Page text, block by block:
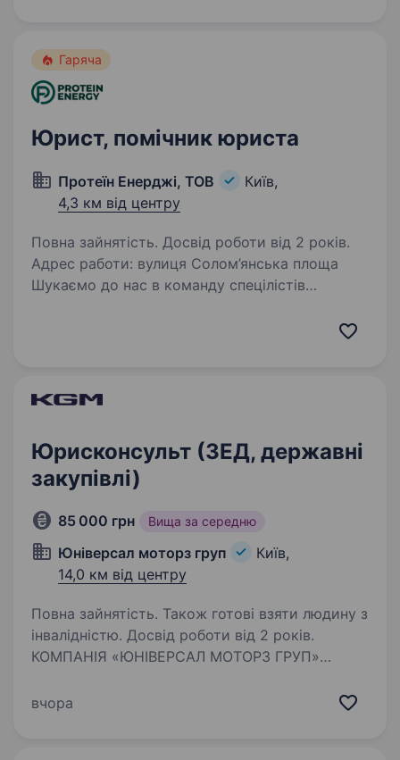
Гаряча
Юрист, помічник юриста
Протеїн Енерджі, ТОВ
Київ,
4,3 км від центру
Повна зайнятість. Досвід роботи від 2 років.
Адрес работи: вулиця Солом’янська площа
Шукаємо до нас в команду спецілістів
Юрисконсульт (ЗЕД, державні
закупівлі)
85 000 грн Вища за середню
Юніверсал моторз груп
Київ,
14,0 км від центру
Повна зайнятість. Також готові взяти людину з
інвалідністю. Досвід роботи від 2 років.
КОМПАНІЯ «ЮНІВЕРСАЛ МОТОРЗ ГРУП»
(раніше відомих як SsangYong Motor) в Україні
вчора